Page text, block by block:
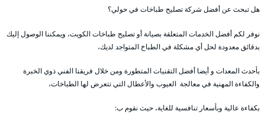
هل تبحث عن أفضل شركة تصليح طباخات في حولي؟
نوفر لكم أفضل الخدمات المتعلقة بصيانة أو تصليح طباخات الكويت، ويمكننا الوصول إليك
بدقائق معدودة لحل أي مشكلة في الطباخ المتواجد لديك،
بأحدث المعدات و أيضا أفضل التقنيات المتطورة ومن خلال فريقنا الفني ذوي الخبرة
والكفاءة المهنية في معالجة العيوب والأعطال التي تتعرض لها الطباخات،
بكفاءة عالية وبأسعار تنافسية للغاية، حيث نقوم ب: